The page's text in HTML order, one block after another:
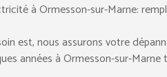
à Ormesson-sur-Marne:
est, nous assurons votre
années à Ormesson-sur-